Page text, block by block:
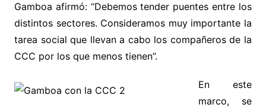
Gamboa afirmó: “Debemos tender puentes entre los
distintos sectores. Consideramos muy importante la
tarea social que llevan a cabo los compañeros de la
CCC por los que menos tienen”.
En este
marco, se